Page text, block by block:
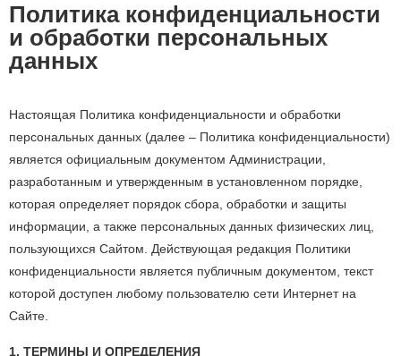
Политика конфиденциальности
и обработки персональных
данных
Настоящая Политика конфиденциальности и обработки
персональных данных (далее – Политика конфиденциальности)
является официальным документом Администрации,
разработанным и утвержденным в установленном порядке,
которая определяет порядок сбора, обработки и защиты
информации, а также персональных данных физических лиц,
пользующихся Сайтом. Действующая редакция Политики
конфиденциальности является публичным документом, текст
которой доступен любому пользователю сети Интернет на
Сайте.
1. ТЕРМИНЫ И ОПРЕДЕЛЕНИЯ